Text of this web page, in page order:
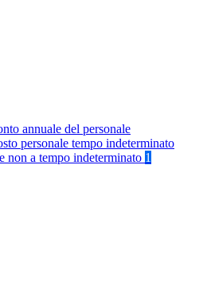
annuale del personale
personale tempo indeterminato
non a tempo indeterminato 1